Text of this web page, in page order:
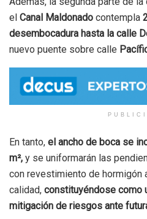
el Canal Maldonado contempla
desembocadura hasta la calle
nuevo puente sobre calle
En tanto, el ancho de boca se
m², y se uniformarán las
con revestimiento de hormigón
calidad, constituyéndose como
mitigación de riesgos ante